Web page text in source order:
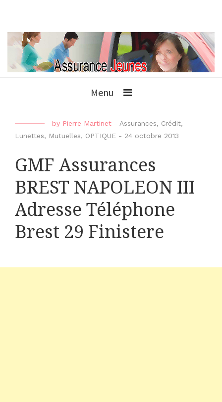
Menu
by Pierre Martinet - Assurances, Crédit,
Lunettes, Mutuelles, OPTIQUE - 24 octobre 2013
GMF Assurances
BREST NAPOLEON III
Adresse Téléphone
Brest 29 Finistere